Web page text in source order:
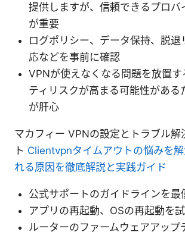
提供しますが、信頼できるプロバ
が重要
ログポリシー、データ保持、脱退
応などを事前に確認
VPNが使えなくなる問題を放置す
ティリスクが高まる可能性がある
が肝心
マカフィー VPNの設定とトラブル解
ト Clientvpnタイムアウトの悩みを
れる原因を徹底解説と実践ガイド
公式サポートのガイドラインを最
アプリの再起動、OSの再起動を
ルーターのファームウェアアップ